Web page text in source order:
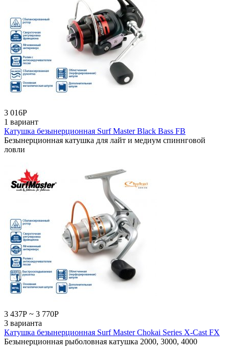
3 016Р
1 вариант
Катушка безынерционная Surf Master Black Bass FB
Безынерционная катушка для лайт и медиум спиннговой
ловли
3 437Р ~ 3 770Р
3 варианта
Катушка безынерционная Surf Master Chokai Series X-Cast FX
Безынерционная рыболовная катушка 2000, 3000, 4000